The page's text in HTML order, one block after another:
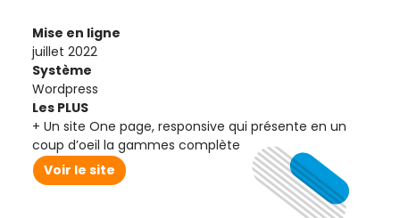
Mise en ligne
juillet 2022
Système
Wordpress
Les PLUS
Un site One page, responsive qui présente en un
coup d’oeil la gammes complète
Voir le site